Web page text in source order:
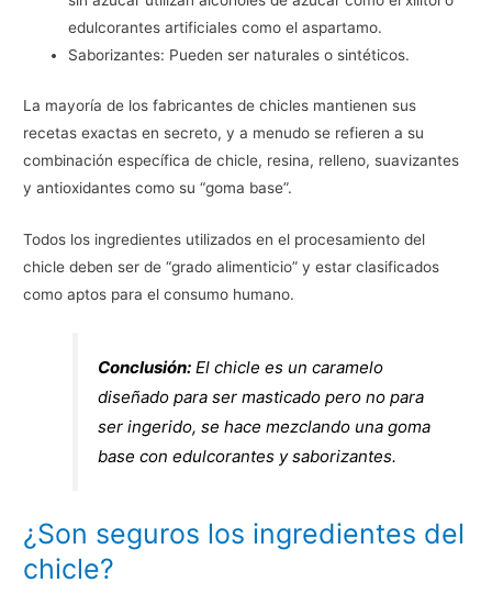
edulcorantes artificiales como el aspartamo.
Saborizantes: Pueden ser naturales o sintéticos.
La mayoría de los fabricantes de chicles mantienen sus
recetas exactas en secreto, y a menudo se refieren a su
combinación específica de chicle, resina, relleno, suavizantes
y antioxidantes como su “goma base”.
Todos los ingredientes utilizados en el procesamiento del
chicle deben ser de “grado alimenticio” y estar clasificados
como aptos para el consumo humano.
Conclusión: El chicle es un caramelo
diseñado para ser masticado pero no para
ser ingerido, se hace mezclando una goma
base con edulcorantes y saborizantes.
¿Son seguros los ingredientes del
chicle?